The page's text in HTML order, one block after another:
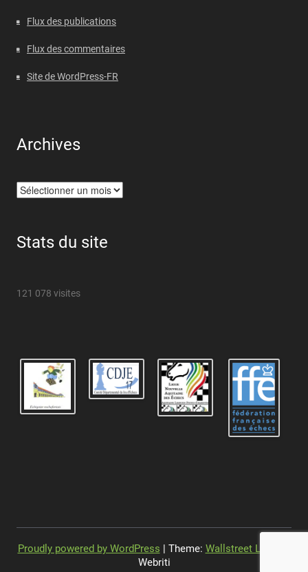
Flux des publications
Flux des commentaires
Site de WordPress-FR
Archives
Archives
Stats du site
121 078 visites
Proudly powered by WordPress | Theme: Wallstreet Light
Webriti